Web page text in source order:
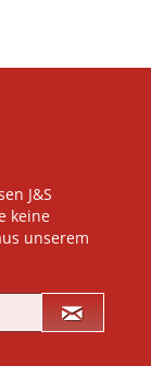
J&S
keine
unserem